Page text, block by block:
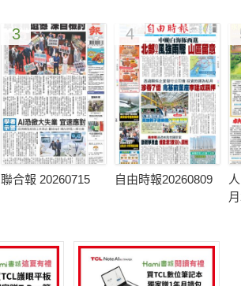
3
聯合報 20260715
4
自由時報20260809